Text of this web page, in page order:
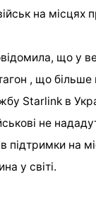
на місцях
що у
, що
Starlink в
не
підтримки на
у світі.